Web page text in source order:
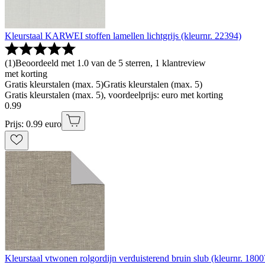
Kleurstaal KARWEI stoffen lamellen lichtgrijs (kleurnr. 22394)
(1)Beoordeeld met 1.0 van de 5 sterren, 1 klantreview
met korting
Gratis kleurstalen (max. 5)Gratis kleurstalen (max. 5)
Gratis kleurstalen (max. 5), voordeelprijs: euro met korting
0.99
Prijs: 0.99 euro
Kleurstaal vtwonen rolgordijn verduisterend bruin slub (kleurnr.